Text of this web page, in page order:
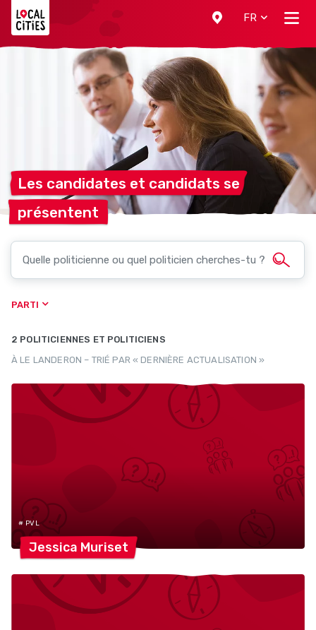
FR
Les candidates et candidats se
présentent
PARTI
2 POLITICIENNES ET POLITICIENS
À LE LANDERON – TRIÉ PAR « DERNIÈRE ACTUALISATION »
# PVL
Jessica Muriset